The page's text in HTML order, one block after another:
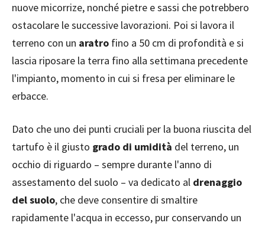
nuove micorrize, nonché pietre e sassi che potrebbero
ostacolare le successive lavorazioni. Poi si lavora il
terreno con un aratro fino a 50 cm di profondità e si
lascia riposare la terra fino alla settimana precedente
l'impianto, momento in cui si fresa per eliminare le
erbacce.
Dato che uno dei punti cruciali per la buona riuscita del
tartufo è il giusto grado di umidità del terreno, un
occhio di riguardo – sempre durante l'anno di
assestamento del suolo – va dedicato al drenaggio
del suolo, che deve consentire di smaltire
rapidamente l'acqua in eccesso, pur conservando un